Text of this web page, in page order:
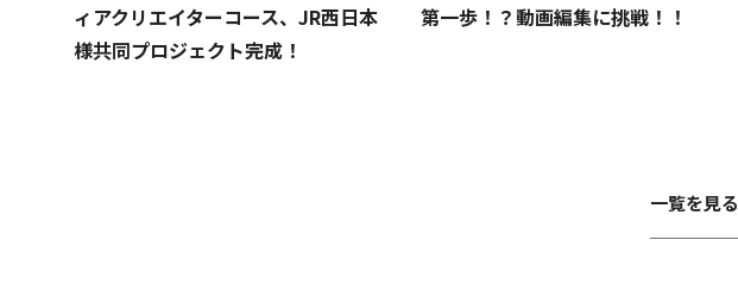
ィアクリエイターコース、JR西日本
様共同プロジェクト完成！
第一歩！？動画編集に挑戦！！
一覧を見る